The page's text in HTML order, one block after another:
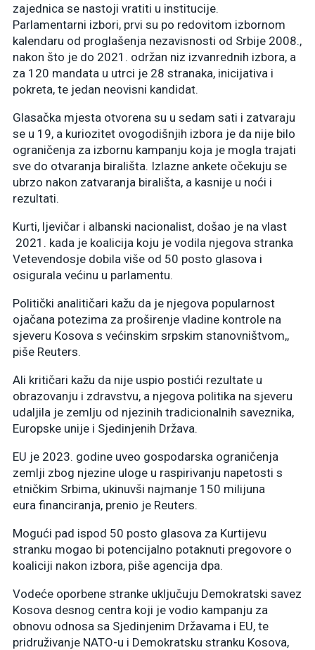
zajednica se nastoji vratiti u institucije.
Parlamentarni izbori, prvi su po redovitom izbornom
kalendaru od proglašenja nezavisnosti od Srbije 2008.,
nakon što je do 2021. održan niz izvanrednih izbora, a
za 120 mandata u utrci je 28 stranaka, inicijativa i
pokreta, te jedan neovisni kandidat.
Glasačka mjesta otvorena su u sedam sati i zatvaraju
se u 19, a kuriozitet ovogodišnjih izbora je da nije bilo
ograničenja za izbornu kampanju koja je mogla trajati
sve do otvaranja birališta. Izlazne ankete očekuju se
ubrzo nakon zatvaranja birališta, a kasnije u noći i
rezultati.
Kurti, ljevičar i albanski nacionalist, došao je na vlast
2021. kada je koalicija koju je vodila njegova stranka
Vetevendosje dobila više od 50 posto glasova i
osigurala većinu u parlamentu.
Politički analitičari kažu da je njegova popularnost
ojačana potezima za proširenje vladine kontrole na
sjeveru Kosova s ​​većinskim srpskim stanovništvom,,
piše Reuters.
Ali kritičari kažu da nije uspio postići rezultate u
obrazovanju i zdravstvu, a njegova politika na sjeveru
udaljila je zemlju od njezinih tradicionalnih saveznika,
Europske unije i Sjedinjenih Država.
EU je 2023. godine uveo gospodarska ograničenja
zemlji zbog njezine uloge u raspirivanju napetosti s
etničkim Srbima, ukinuvši najmanje 150 milijuna
eura financiranja, prenio je Reuters.
Mogući pad ispod 50 posto glasova za Kurtijevu
stranku mogao bi potencijalno potaknuti pregovore o
koaliciji nakon izbora, piše agencija dpa.
Vodeće oporbene stranke uključuju Demokratski savez
Kosova desnog centra koji je vodio kampanju za
obnovu odnosa sa Sjedinjenim Državama i EU, te
pridruživanje NATO-u i Demokratsku stranku Kosova,